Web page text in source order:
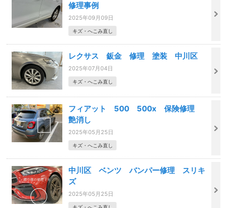
修理事例
2025年09月09日
キズ・へこみ直し
レクサス 鈑金 修理 塗装 中川区
2025年07月04日
キズ・へこみ直し
フィアット 500 500x 保険修理
艶消し
2025年05月25日
キズ・へこみ直し
中川区 ベンツ バンパー修理 スリキ
ズ
2025年05月25日